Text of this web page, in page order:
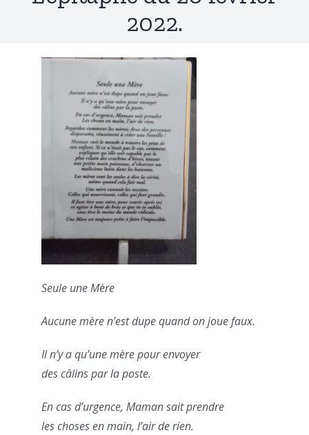
2022.
Seule une Mère
Aucune mère n’est dupe quand on joue faux.
Il n’y a qu’une mère pour envoyer
des câlins par la poste.
En cas d’urgence, Maman sait prendre
les choses en main, l’air de rien.